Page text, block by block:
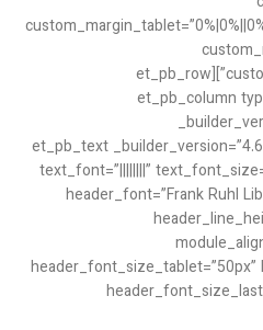
custom_padding=”6vw||6vw||true|false”][et_pb_row
custom_padding__hover=”|||”][et_pb_text
text_font=”||||||||”
header_font=”Frank Ruhl